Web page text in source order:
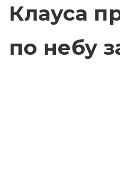
Клауса
по небу